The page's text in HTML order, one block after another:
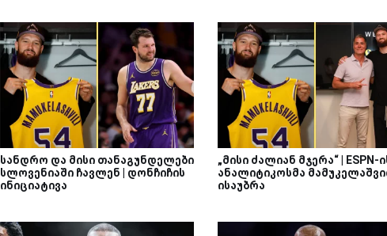
სანდრო და მისი თანაგუნდელები
სლოვენიაში ჩავლენ | დონჩიჩის
ინიციატივა
„მისი ძალიან მჯერა“ | ESPN-
ანალიტიკოსმა
ისაუბრა